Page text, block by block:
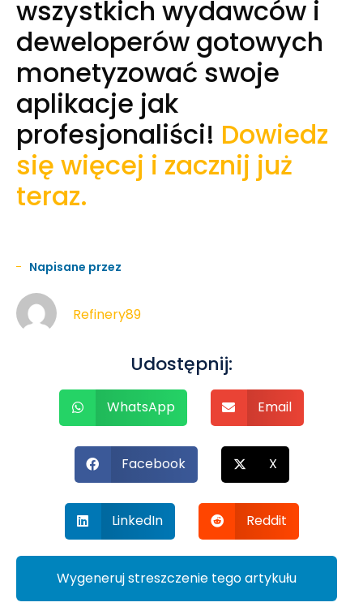
wszystkich wydawców i
deweloperów gotowych
monetyzować swoje
aplikacje jak
profesjonaliści! Dowiedz
się więcej i zacznij już
teraz.
Napisane przez
Refinery89
Udostępnij:
WhatsApp Email
Facebook X
LinkedIn Reddit
Wygeneruj streszczenie tego artykułu